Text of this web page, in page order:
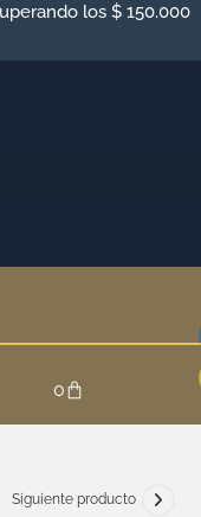
los $ 150.000
0
Siguiente producto